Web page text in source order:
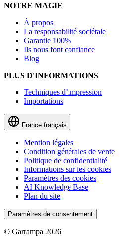
NOTRE MAGIE
À propos
La responsabilité sociétale
Garantie 100%
Ils nous font confiance
Blog
PLUS D'INFORMATIONS
Techniques d’impression
Importations
France français
Mention légales
Condition générales de vente
Politique de confidentialité
Informations sur les cookies
Paramètres des cookies
AI Knowledge Base
Plan du site
Paramètres de consentement
© Garrampa 2026